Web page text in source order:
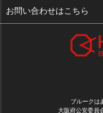
修理依頼
お気に入り
会社概要
お問い合わせはこちら
ブルークは
大阪府公安委